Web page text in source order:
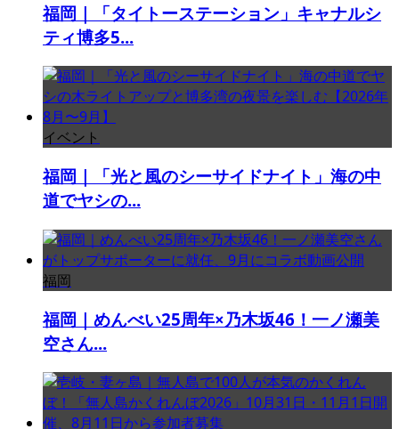
福岡｜「タイトーステーション」キャナルシ
ティ博多5...
イベント
福岡｜「光と風のシーサイドナイト」海の中
道でヤシの...
福岡
福岡｜めんべい25周年×乃木坂46！一ノ瀬美
空さん...